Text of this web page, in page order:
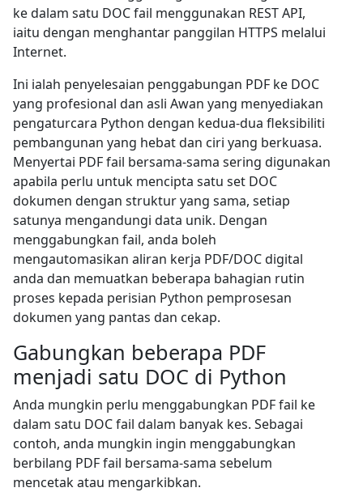
ke dalam satu DOC fail menggunakan REST API,
iaitu dengan menghantar panggilan HTTPS melalui
Internet.
Ini ialah penyelesaian penggabungan PDF ke DOC
yang profesional dan asli Awan yang menyediakan
pengaturcara Python dengan kedua-dua fleksibiliti
pembangunan yang hebat dan ciri yang berkuasa.
Menyertai PDF fail bersama-sama sering digunakan
apabila perlu untuk mencipta satu set DOC
dokumen dengan struktur yang sama, setiap
satunya mengandungi data unik. Dengan
menggabungkan fail, anda boleh
mengautomasikan aliran kerja PDF/DOC digital
anda dan memuatkan beberapa bahagian rutin
proses kepada perisian Python pemprosesan
dokumen yang pantas dan cekap.
Gabungkan beberapa PDF
menjadi satu DOC di Python
Anda mungkin perlu menggabungkan PDF fail ke
dalam satu DOC fail dalam banyak kes. Sebagai
contoh, anda mungkin ingin menggabungkan
berbilang PDF fail bersama-sama sebelum
mencetak atau mengarkibkan.